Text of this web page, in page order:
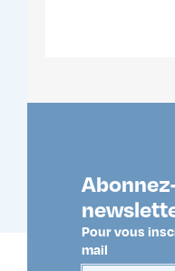
Pour vous
mail